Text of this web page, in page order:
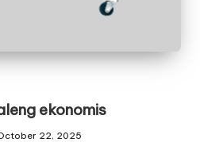
ekonomis
22, 2025